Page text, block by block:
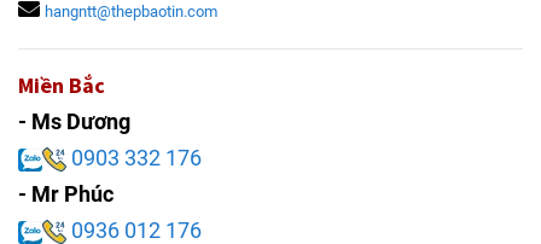
hangntt@thepbaotin.com
Miền Bắc
- Ms Dương
0903 332 176
- Mr Phúc
0936 012 176